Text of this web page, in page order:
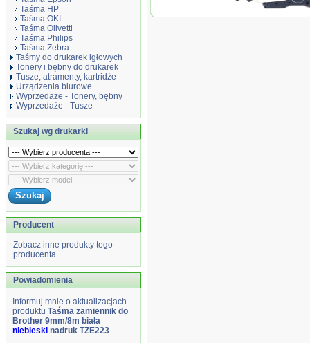
Taśma HP
Taśma OKI
Taśma Olivetti
Taśma Philips
Taśma Zebra
Taśmy do drukarek igłowych
Tonery i bębny do drukarek
Tusze, atramenty, kartridże
Urządzenia biurowe
Wyprzedaże - Tonery, bębny
Wyprzedaże - Tusze
Szukaj wg drukarki
Producent
- Zobacz inne produkty tego
producenta...
Powiadomienia
Informuj mnie o aktualizacjach
produktu Taśma zamiennik do
Brother 9mm/8m biała
niebieski nadruk TZE223
Taśma zamiennik